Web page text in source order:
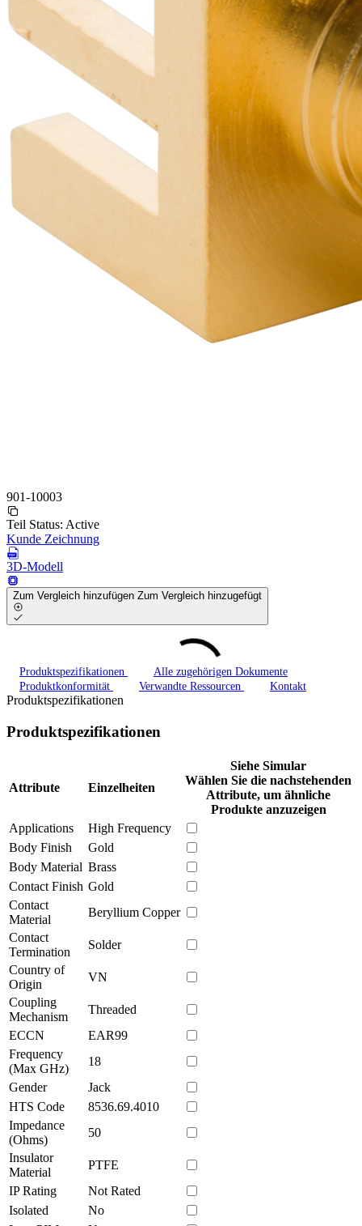
901-10003
Teil Status: Active
Kunde Zeichnung
3D-Modell
Zum Vergleich hinzufügen Zum Vergleich hinzugefügt
Produktspezifikationen
Alle zugehörigen Dokumente
Produktkonformität
Verwandte Ressourcen Kontakt
Produktspezifikationen
Produktspezifikationen
Attribute Einzelheiten
Siehe Simular
Wählen Sie die nachstehenden
Attribute, um ähnliche
Produkte anzuzeigen
Applications
High Frequency
Body Finish
Gold
Body Material Brass
Contact Finish Gold
Contact
Material
Beryllium Copper
Contact
Termination
Solder
Country of
Origin
VN
Coupling
Mechanism
Threaded
ECCN
EAR99
Frequency
(Max GHz)
18
Gender
Jack
HTS Code
8536.69.4010
Impedance
(Ohms)
50
Insulator
Material
PTFE
IP Rating
Not Rated
Isolated
No